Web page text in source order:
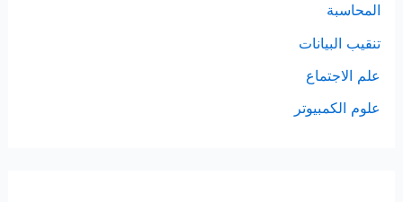
المحاسبة
تنقيب البيانات
علم الاجتماع
علوم الكمبيوتر